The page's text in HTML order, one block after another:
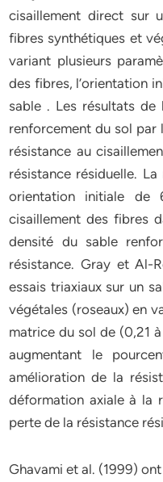
cisaillement direct sur
fibres synthétiques et
variant plusieurs
des fibres, l’orientation
sable . Les résultats
renforcement du sol par
résistance au
résistance résiduelle.
orientation initiale
cisaillement des fibres
densité du sable
résistance. Gray et Al-
essais triaxiaux sur un
végétales (roseaux) en
matrice du sol de (0,21
augmentant le
amélioration de la
déformation axiale à la
perte de la résistance
Ghavami et al. (1999)